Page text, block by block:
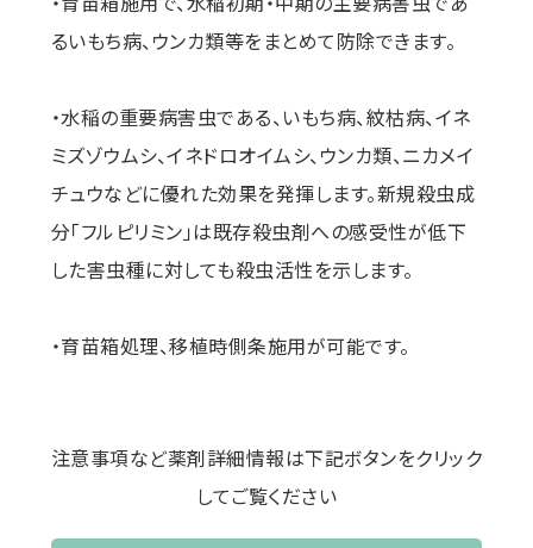
るいもち病、ウンカ類等をまとめて防除できます。
・水稲の重要病害虫である、いもち病、紋枯病、イネ
ミズゾウムシ、イネドロオイムシ、ウンカ類、ニカメイ
チュウなどに優れた効果を発揮します。新規殺虫成
分「フルピリミン」は既存殺虫剤への感受性が低下
した害虫種に対しても殺虫活性を示します。
・育苗箱処理、移植時側条施用が可能です。
注意事項など薬剤詳細情報は下記ボタンをクリック
してご覧ください